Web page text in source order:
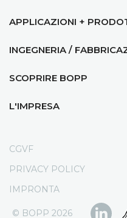
APPLICAZIONI +
INGEGNERIA /
SCOPRIRE BOPP
L'IMPRESA
CGVF
PRIVACY POLICY
IMPRONTA
© BOPP 2026